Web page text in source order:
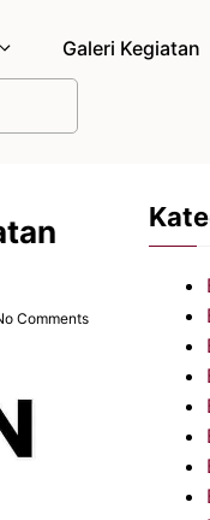
Galeri Kegiatan
Comments